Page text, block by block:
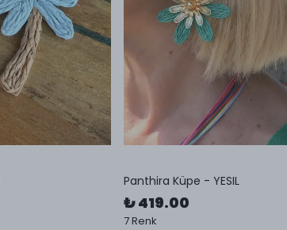
Panthira Küpe - YESIL
₺ 419.00
7 Renk